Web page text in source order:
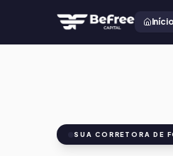
Início
SUA CORRETORA DE